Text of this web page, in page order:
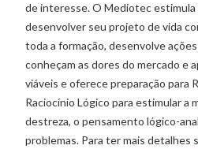
de interesse. O Mediotec
desenvolver seu projeto de vida
toda a formação, desenvolve
conheçam as dores do mercado e
viáveis e oferece preparação para
Raciocínio Lógico para estimular a
destreza, o pensamento lógico-
problemas. Para ter mais detalhes